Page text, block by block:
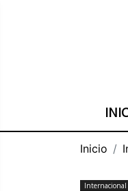
Inicio
Internacional